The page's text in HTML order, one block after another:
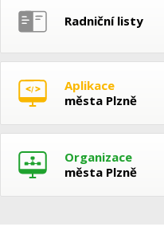
Radniční listy
Aplikace
města Plzně
Organizace
města Plzně